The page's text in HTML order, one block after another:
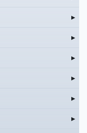
▸
▸
▸
▸
▸
▸